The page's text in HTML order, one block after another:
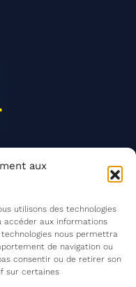
aux
utilisons des technologies
accéder aux informations
nous permettra
de navigation ou
consentir ou de retirer son
sur certaines